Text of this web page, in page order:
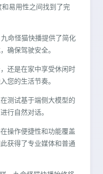
易用性之间找到了完
命怪猫快播提供了简化
确保驾驶安全。
还是在家中享受休闲时
您的生活节奏。
测试基于端侧大模型的
行自然对话。
操作便捷性和功能覆盖
获得了专业媒体和普通